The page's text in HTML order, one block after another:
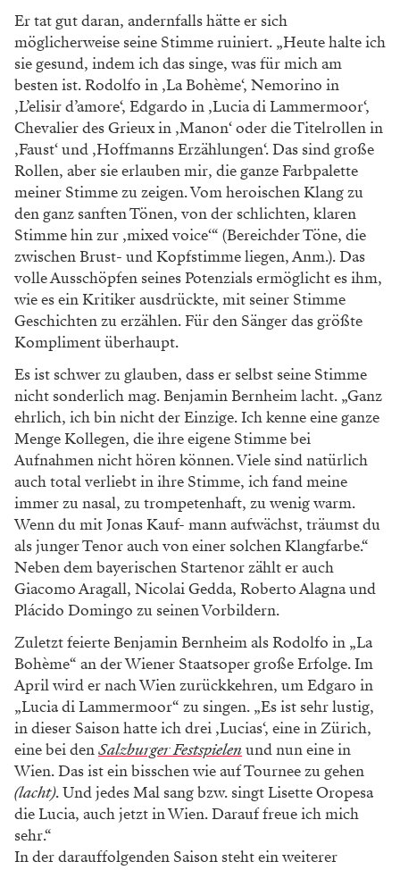
Er tat gut daran, andernfalls hätte er sich
möglicherweise seine Stimme ruiniert. „Heute halte ich
sie gesund, indem ich das singe, was für mich am
besten ist. Rodolfo in ‚La Bohème‘, Nemorino in
‚L’elisir d’amore‘, Edgardo in ‚Lucia di Lammermoor‘,
Chevalier des Grieux in ‚Manon‘ oder die Titelrollen in
‚Faust‘ und ‚Hoffmanns Erzählungen‘. Das sind große
Rollen, aber sie erlauben mir, die ganze Farbpalette
meiner Stimme zu zeigen. Vom heroischen Klang zu
den ganz sanften Tönen, von der schlichten, klaren
Stimme hin zur ‚mixed voice‘“ (Bereichder Töne, die
zwischen Brust- und Kopfstimme liegen, Anm.). Das
volle Ausschöpfen seines Potenzials ermöglicht es ihm,
wie es ein Kritiker ausdrückte, mit seiner Stimme
Geschichten zu erzählen. Für den Sänger das größte
Kompliment überhaupt.
Es ist schwer zu glauben, dass er selbst seine Stimme
nicht sonderlich mag. Benjamin Bernheim lacht. „Ganz
ehrlich, ich bin nicht der Einzige. Ich kenne eine ganze
Menge Kollegen, die ihre eigene Stimme bei
Aufnahmen nicht hören können. Viele sind natürlich
auch total verliebt in ihre Stimme, ich fand meine
immer zu nasal, zu trompetenhaft, zu wenig warm.
Wenn du mit Jonas Kauf- mann aufwächst, träumst du
als junger Tenor auch von einer solchen Klangfarbe.“
Neben dem bayerischen Startenor zählt er auch
Giacomo Aragall, Nicolai Gedda, Roberto Alagna und
Plácido Domingo zu seinen Vorbildern.
Zuletzt feierte Benjamin Bernheim als Rodolfo in „La
Bohème“ an der Wiener Staatsoper große Erfolge. Im
April wird er nach Wien zurückkehren, um Edgaro in
„Lucia di Lammermoor“ zu singen. „Es ist sehr lustig,
in dieser Saison hatte ich drei ‚Lucias‘, eine in Zürich,
eine bei denSalzburger Festspielenund nun eine in
Wien. Das ist ein bisschen wie auf Tournee zu gehen
(lacht). Und jedes Mal sang bzw. singt Lisette Oropesa
die Lucia, auch jetzt in Wien. Darauf freue ich mich
sehr.“
In der darauffolgenden Saison steht ein weiterer